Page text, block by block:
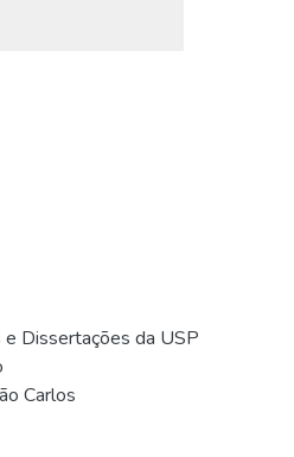
Dissertações da USP
Carlos